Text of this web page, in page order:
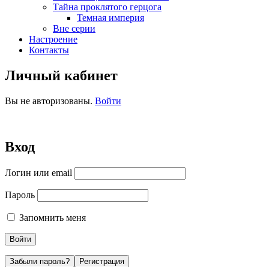
Тайна проклятого герцога
Темная империя
Вне серии
Настроение
Контакты
Личный кабинет
Вы не авторизованы. Войти
Вход
Логин или email
Пароль
Запомнить меня
Забыли пароль? Регистрация